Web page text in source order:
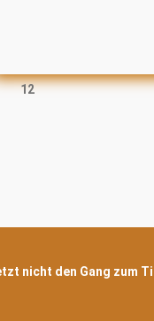
12
nicht den Gang zum